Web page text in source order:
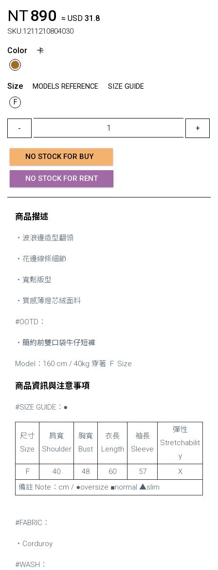
NT890 ≈ USD 31.8
SKU:1211210804030
Color 卡
Size MODELS REFERENCE
SIZE GUIDE
F
- +
NO STOCK FOR BUY
NO STOCK FOR RENT
商品描述
・波浪邊造型翻領
・花邊線條細節
・寬鬆版型
・質感薄燈芯絨面料
#OOTD：
・ 簡約前雙口袋牛仔短褲
Model：160 cm / 40kg 穿著 Ｆ Size
商品資訊與注意事項
#SIZE GUIDE：●
尺寸
Size
肩寬
Shoulder
胸寬
Bust
衣長
Length
袖長
Sleeve
彈性
Stretchabilit
y
Ｆ
40 48 60 57
X
備註 Note：cm / ●oversize ■normal ▲slim
#FABRIC：
・Corduroy
#WASH：